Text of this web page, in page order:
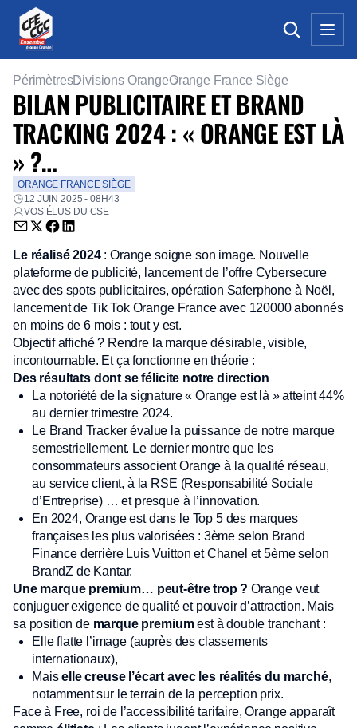
PérimètresDivisions OrangeOrange France Siège
BILAN PUBLICITAIRE ET BRAND
TRACKING 2024 : « ORANGE EST LÀ
» ?…
ORANGE FRANCE SIÈGE
12 JUIN 2025 - 08H43
VOS ÉLUS DU CSE
Envoyer par email (nouvelle fenêtre)
Partager sur Twitter (nouvelle fenêtre)
Partager sur Facebook (nouvelle fenêtre)
Partager sur LinkedIn (nouvelle fenêtre)
Le réalisé 2024: Orange soigne son image. Nouvelle
plateforme de publicité, lancement de l’offre Cybersecure
avec des spots publicitaires, opération Saferphone à Noël,
lancement de Tik Tok Orange France avec 120000 abonnés
en moins de 6 mois : tout y est.
Objectif affiché ? Rendre la marque désirable, visible,
incontournable. Et ça fonctionne en théorie :
Des résultats dont se félicite notre direction
La notoriété de la signature « Orange est là » atteint 44%
au dernier trimestre 2024.
Le Brand Tracker évalue la puissance de notre marque
semestriellement. Le dernier montre que les
consommateurs associent Orange à la qualité réseau,
au service client, à la RSE (Responsabilité Sociale
d’Entreprise) … et presque à l’innovation.
En 2024, Orange est dans le Top 5 des marques
françaises les plus valorisées : 3ème selon Brand
Finance derrière Luis Vuitton et Chanel et 5ème selon
BrandZ de Kantar.
Une marque premium… peut-être trop ?Orange veut
conjuguer exigence de qualité et pouvoir d’attraction. Mais
sa position de marque premiumest à double tranchant :
Elle flatte l’image (auprès des classements
internationaux),
Maiselle creuse l’écart avec les réalités du marché,
notamment sur le terrain de la perception prix.
Face à Free, roi de l’accessibilité tarifaire, Orange apparaît